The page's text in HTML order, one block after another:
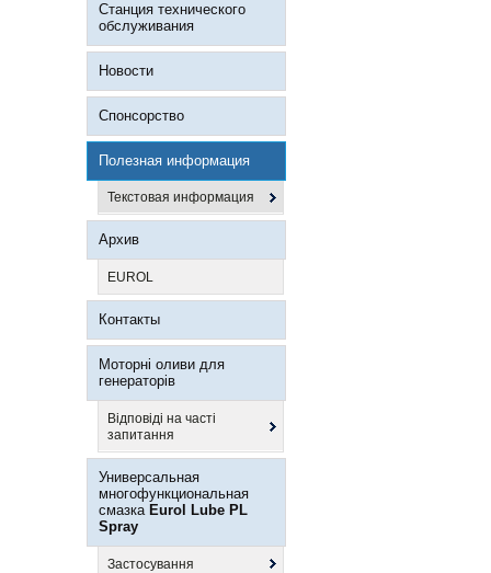
Станция технического
обслуживания
Новости
Спонсорство
Полезная информация
Текстовая информация
Архив
EUROL
Контакты
Моторні оливи для
генераторів
Відповіді на часті
запитання
Универсальная
многофункциональная
смазка Eurol Lube PL
Spray
Застосування